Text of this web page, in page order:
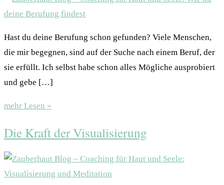
Hast du deine Berufung schon gefunden? Viele Menschen,
die mir begegnen, sind auf der Suche nach einem Beruf, der
sie erfüllt. Ich selbst habe schon alles Mögliche ausprobiert
und gebe […]
mehr Lesen »
Die Kraft der Visualisierung